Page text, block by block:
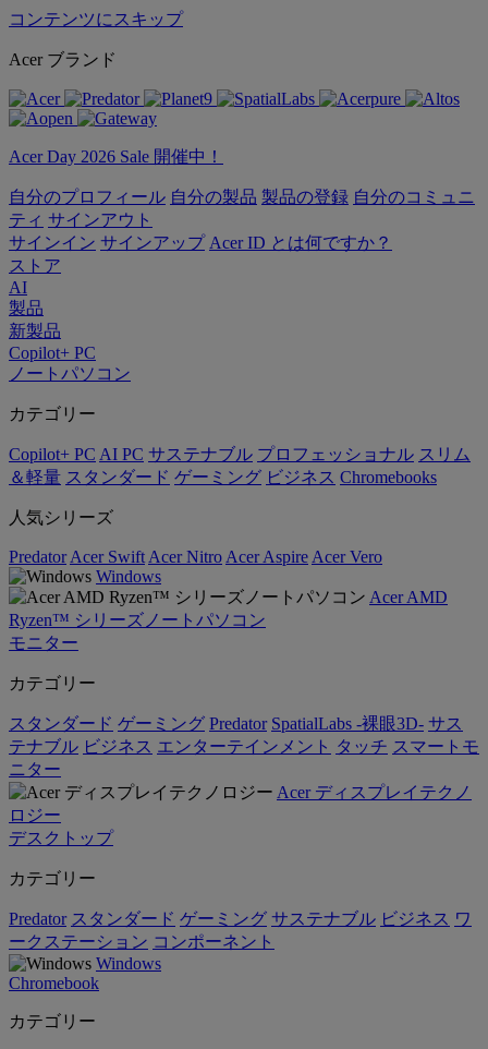
コンテンツにスキップ
Acer ブランド
Acer Day 2026 Sale 開催中！
自分のプロフィール 自分の製品 製品の登録 自分のコミュニ
ティ サインアウト
サインイン サインアップ Acer ID とは何ですか？
ストア
AI
製品
新製品
Copilot+ PC
ノートパソコン
カテゴリー
Copilot+ PC AI PC サステナブル プロフェッショナル スリム
＆軽量 スタンダード ゲーミング ビジネス Chromebooks
人気シリーズ
Predator Acer Swift Acer Nitro Acer Aspire Acer Vero
Windows
Acer AMD
Ryzen™ シリーズノートパソコン
モニター
カテゴリー
スタンダード ゲーミング Predator SpatialLabs -裸眼3D- サス
テナブル ビジネス エンターテインメント タッチ スマートモ
ニター
Acer ディスプレイテクノ
ロジー
デスクトップ
カテゴリー
Predator スタンダード ゲーミング サステナブル ビジネス ワ
ークステーション コンポーネント
Windows
Chromebook
カテゴリー